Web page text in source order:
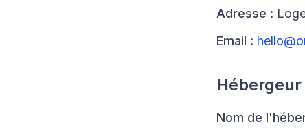
Adresse :
Email :
Hébergeur
Nom de